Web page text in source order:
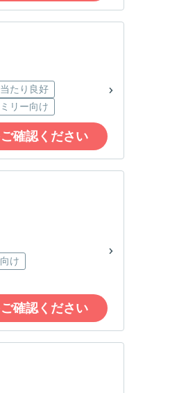
たり良好
リー向け
確認ください
け
確認ください